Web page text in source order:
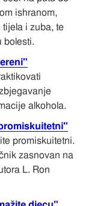
ishranom,
i zuba, te
bolesti.
alkohola.
promiskuitetni.
zasnovan na
L. Ron